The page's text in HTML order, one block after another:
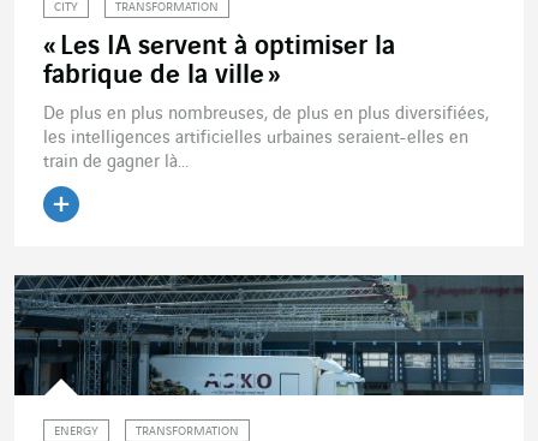
CITY TRANSFORMATION
« Les IA servent à optimiser la
fabrique de la ville »
De plus en plus nombreuses, de plus en plus diversifiées,
les intelligences artificielles urbaines seraient-elles en
train de gagner là...
ENERGY TRANSFORMATION